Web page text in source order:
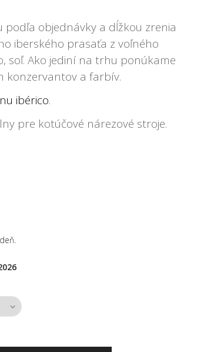
objednávky a dĺžkou zrenia
iberského prasaťa z voľného
soľ. Ako jediní na trhu ponúkame
konzervantov a farbív.
ibérico.
pre kotúčové nárezové stroje.